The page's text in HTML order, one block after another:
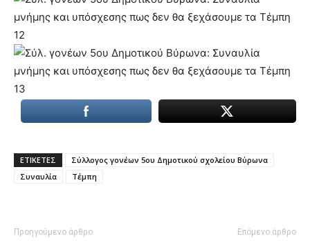
ΕΤΙΚΕΤΕΣ
Σύλλογος γονέων 5ου Δημοτικού σχολείου Βύρωνα
Συναυλία
Τέμπη
Προηγούμενο άρθρο Επόμενο άρθρο